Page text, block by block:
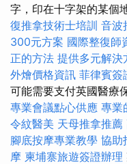
字，印在十字架的某個
復推拿技術士培訓 音波
300元方案 國際整復師
正的方法 提供多元解決
外燴價格資訊 菲律賓簽
可能需要支付英國醫療
專業會議點心供應 專業
令紋醫美 天母推拿推薦
腳底按摩專業教學 協助
摩 柬埔寨旅遊簽證辦理